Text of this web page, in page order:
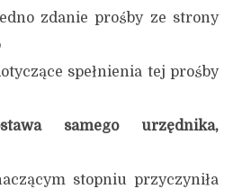
zdanie prośby ze strony
spełnienia tej prośby
samego urzędnika,
stopniu przyczyniła